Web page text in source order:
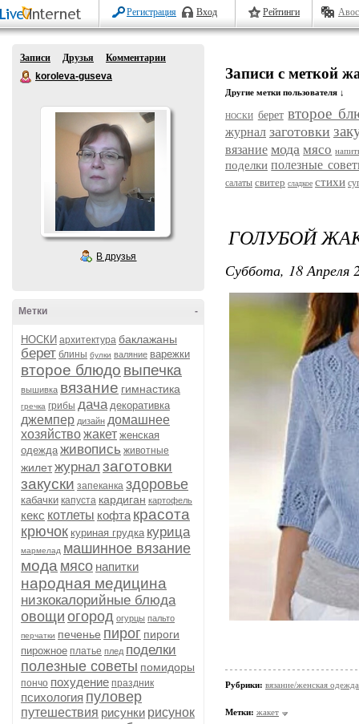
Регистрация Вход Рейтинги
Записи Друзья
Комментарии
koroleva-guseva
В друзья
-
Метки
НОСКИ архитектура баклажаны
берет блины булки валяние варежки
второе блюдо выпечка
вышивка вязание гимнастика
гречка грибы дача декоративка
джемпер дизайн домашнее
хозяйствожакет женская
одежда живопись животные
жилетжурнал заготовки
закуски запеканка здоровье
кабачки капуста кардиган картофель
кекс котлеты кофта красота
крючок куриная грудка курица
мармелад машинное вязание
мода мясо напитки
народная медицина
низкокалорийные блюда
овощи огород огурцы пальто
перчатки печенье пирог пироги
пирожное платье плед поделки
полезные советы помидоры
пончо похудение праздник
психология пуловер
путешествия рисунки рисунок
Записи с меткой
Другие метки пользователя ↓
НОСКИ берет второе
журнал заготовки
вязание мода мясо
поделки полезные
салаты свитер сладкое стихи
ГОЛУБОЙ
Суббота, 18 Апреля
Рубрики: вязание/женская одежда
Метки: жакет